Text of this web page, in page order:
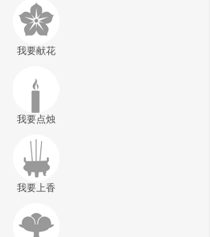
我要献花
我要点烛
我要上香